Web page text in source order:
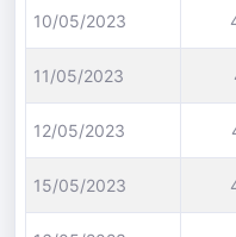
10/05/2023
11/05/2023
12/05/2023
15/05/2023